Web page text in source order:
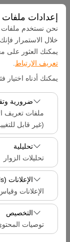
إعدادات ملفات
نحن نستخدم ملفات
خلال الاستمرار
يمكنك العثور على
تعريف الارتباط
يمكنك أدناه اختيار
ضرورية
ملفات تعريف
(غير قابل
تعد ملفات
صحيح،
تعطيلها.
تحليلية
تحليلات الزوار
تتيح لنا
(عدد الزوار،
تُستخدم هذه
المستخدم
الإعلانات (Ads)
الإعلانات
تتيح لنا
تتناسب مع
الظهور، معدل
التخصيص
توصيات
بيك اب الموقع
Hatay Samandağ
تحديد موقع مختلف
تاريخ الالتقاط والوقت
تاريخ العودة والوقت